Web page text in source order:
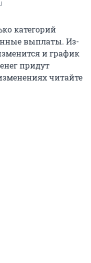
категорий
выплаты. Из-
и график
придут
читайте